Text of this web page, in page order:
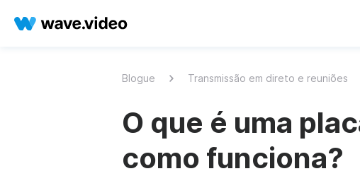
Blogue Transmissão em direto e reuniões
O que é uma
como funciona?